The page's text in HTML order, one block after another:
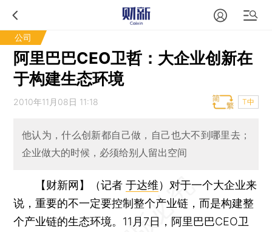
公司
阿里巴巴CEO卫哲：大企业创新在
于构建生态环境
2010年11月08日 11:18 T中
他认为，什么创新都自己做，自己也大不到哪里去；
企业做大的时候，必须给别人留出空间
【财新网】（记者于达维） 对于一个大企业来
说，重要的不一定要控制整个产业链，而是构建整
个产业链的生态环境。11月7日，阿里巴巴CEO卫